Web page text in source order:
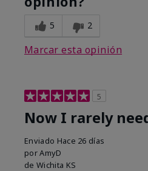
5 2
Marcar esta opinión
5
Now I rarely
Enviado Hace 26 días
porAmyD
de Wichita KS